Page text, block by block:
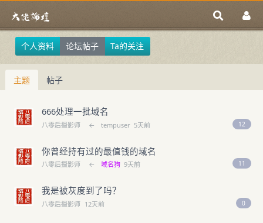
个人资料 论坛帖子 Ta的关注
主题 帖子
666处理一批域名
八零后摄影师 ← tempuser 5天前 12
你曾经持有过的最值钱的域名
八零后摄影师 ← 域名狗 9天前 11
我是被灰度到了吗？
八零后摄影师 12天前 0